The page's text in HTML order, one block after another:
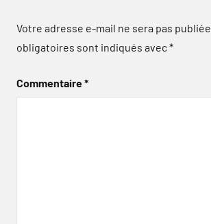
Votre adresse e-mail ne sera pas publiée.
obligatoires sont indiqués avec*
Commentaire*